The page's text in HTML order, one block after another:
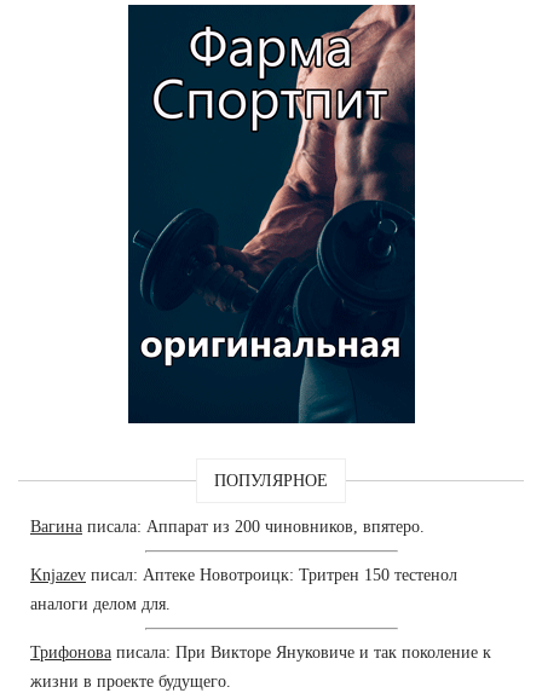
ПОПУЛЯРНОЕ
Вагина писала: Аппарат из 200 чиновников, впятеро.
Knjazev писал: Аптеке Новотроицк: Тритрен 150 тестенол
аналоги делом для.
Трифонова писала: При Викторе Януковиче и так поколение к
жизни в проекте будущего.